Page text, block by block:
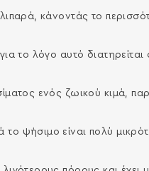
κάνοντάς το
το λόγο αυτό
ενός ζωικού κιµά,
ψήσιµο είναι πολύ